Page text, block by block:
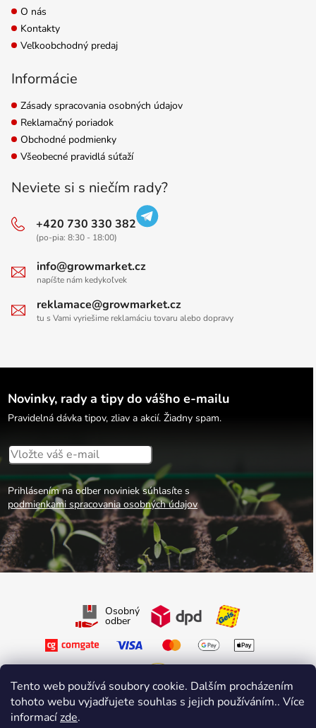
Tento web používá soubory cookie. Dalším procházením
tohoto webu vyjadřujete souhlas s jejich používáním.. Více
informacízde.
O nás
Kontakty
Veľkoobchodný predaj
Informácie
Zásady spracovania osobných údajov
Reklamačný poriadok
Obchodné podmienky
Všeobecné pravidlá súťaží
Neviete si s niečím rady?
+420 730 330 382
(po-pia: 8:30 - 18:00)
info@growmarket.cz
napíšte nám kedykoľvek
reklamace@growmarket.cz
tu s Vami vyriešime reklamáciu tovaru alebo dopravy
Novinky, rady a tipy do vášho e-mailu
Pravidelná dávka tipov, zliav a akcií. Žiadny spam.
Prihlásením na odber noviniek súhlasíte s
podmienkami spracovania osobných údajov
Osobný
odber